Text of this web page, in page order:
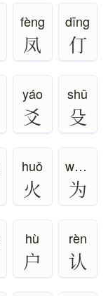
fèng
凤
dīng
仃
yáo
爻
shū
殳
huǒ
火
wéi、wèi
为
hù
户
rèn
认